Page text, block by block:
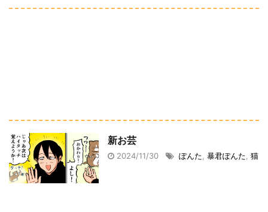
新お芸
2024/11/30 ぽんた 暴君ぽんた 猫